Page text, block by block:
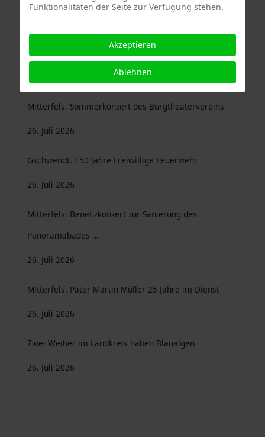
Neues aus unseren Gemeinden: Sammelordner ...
Mitterfels. Sommerkonzert des Burgtheatervereins
26. Juli 2026
Gschwendt. 150 Jahre Freiwillige Feuerwehr
26. Juli 2026
Mitterfels: Benefizkonzert zur Sanierung des
Panoramabades …
26. Juli 2026
Mitterfels. Pater Martin Müller 25 Jahre im Dienst
26. Juli 2026
Zwei Weiher im Landkreis haben Blaualgen
26. Juli 2026
Funktionalitäten der Seite zur Verfügung stehen.
Akzeptieren
Ablehnen